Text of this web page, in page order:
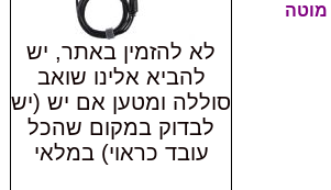
מוטה
לא להזמין באתר, יש
להביא אלינו שואב
סוללה ומטען אם יש (יש
לבדוק במקום שהכל
עובד כראוי) במלאי